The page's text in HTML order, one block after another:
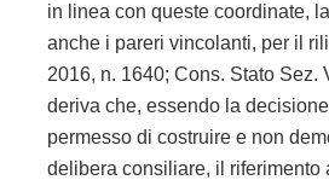
in linea con queste coordinate,
anche i pareri vincolanti, per il
2016, n. 1640; Cons. Stato Sez.
deriva che, essendo la
permesso di costruire e non
delibera consiliare, il